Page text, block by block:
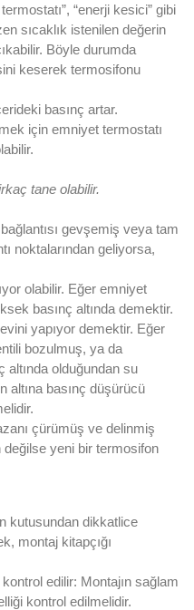
“enerji kesici” gibi
sıcaklık istenilen değerin
Böyle durumda
keserek termosifonu
basınç artar.
için emniyet termostatı
tane olabilir.
gevşemiş veya tam
noktalarından geliyorsa,
olabilir. Eğer emniyet
basınç altında demektir.
yapıyor demektir. Eğer
bozulmuş, ya da
altında olduğundan su
altına basınç düşürücü
çürümüş ve delinmiş
yeni bir termosifon
kutusundan dikkatlice
montaj kitapçığı
edilir: Montajın sağlam
kontrol edilmelidir.